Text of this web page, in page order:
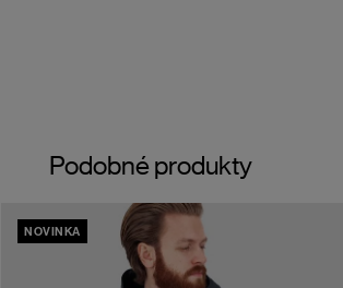
Podobné produkty
NOVINKA